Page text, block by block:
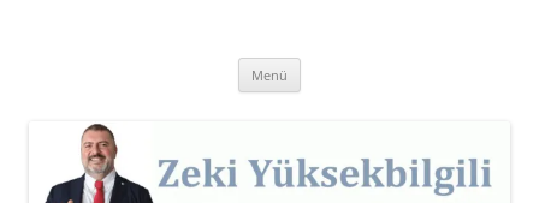
Kişisel Web Sitesi.
Menü